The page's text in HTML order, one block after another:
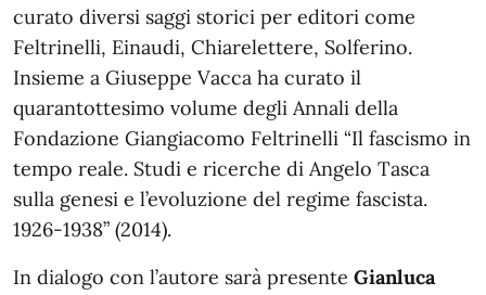
curato diversi saggi storici per editori come
Feltrinelli, Einaudi, Chiarelettere, Solferino.
Insieme a Giuseppe Vacca ha curato il
quarantottesimo volume degli Annali della
Fondazione Giangiacomo Feltrinelli “Il fascismo in
tempo reale. Studi e ricerche di Angelo Tasca
sulla genesi e l’evoluzione del regime fascista.
1926-1938” (2014).
In dialogo con l’autore sarà presente Gianluca